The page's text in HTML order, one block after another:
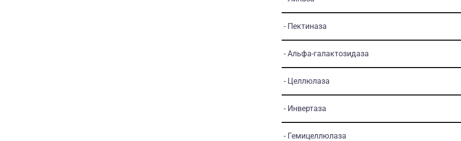
- Пектиназа
- Альфа-галактозидаза
- Целлюлаза
- Инвертаза
- Гемицеллюлаза